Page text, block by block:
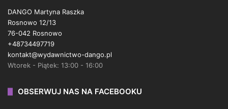
DANGO Martyna Raszka
Rosnowo 12/13
76-042 Rosnowo
+48734497719
kontakt@wydawnictwo-dango.pl
Wtorek - Piątek: 13:00 - 16:00
OBSERWUJ NAS NA FACEBOOKU